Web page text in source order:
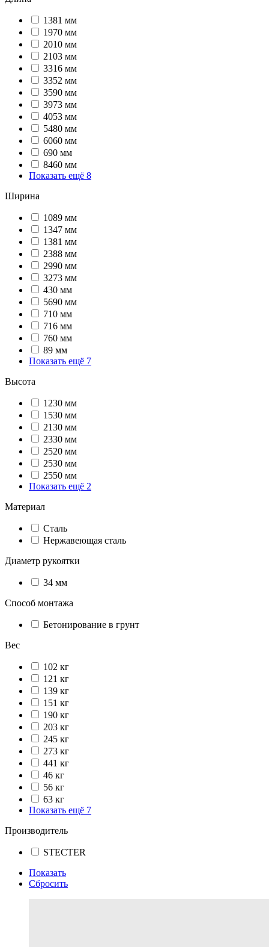
1381 мм
1970 мм
2010 мм
2103 мм
3316 мм
3352 мм
3590 мм
3973 мм
4053 мм
5480 мм
6060 мм
690 мм
8460 мм
Показать ещё 8
Ширина
1089 мм
1347 мм
1381 мм
2388 мм
2990 мм
3273 мм
430 мм
5690 мм
710 мм
716 мм
760 мм
89 мм
Показать ещё 7
Высота
1230 мм
1530 мм
2130 мм
2330 мм
2520 мм
2530 мм
2550 мм
Показать ещё 2
Материал
Сталь
Нержавеющая сталь
Диаметр рукоятки
34 мм
Способ монтажа
Бетонирование в грунт
Вес
102 кг
121 кг
139 кг
151 кг
190 кг
203 кг
245 кг
273 кг
441 кг
46 кг
56 кг
63 кг
Показать ещё 7
Производитель
STECTER
Показать
Сбросить